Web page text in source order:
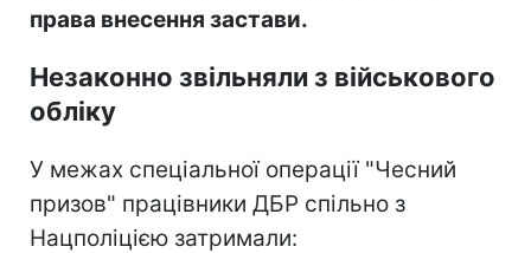
права внесення застави.
Незаконно звільняли з військового
обліку
У межах спеціальної операції "Чесний
призов" працівники ДБР спільно з
Нацполіцією затримали: